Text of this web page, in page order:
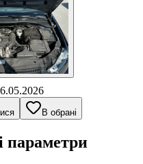
В обрані
параметри